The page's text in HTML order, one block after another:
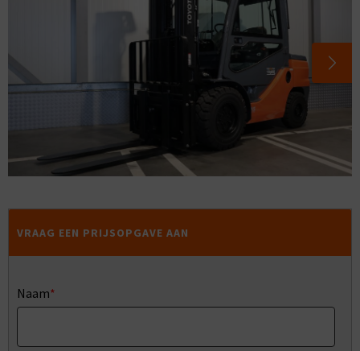
VRAAG EEN PRIJSOPGAVE AAN
Naam*